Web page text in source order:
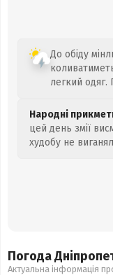
До обіду
легкий одяг.
Народні
цей день змії
худобу не
Погода
Актуальна інформація